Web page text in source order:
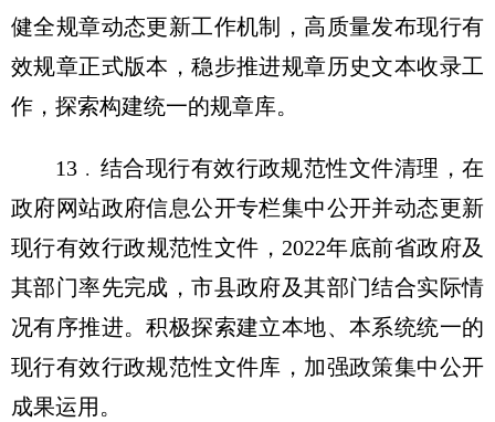
健全规章动态更新工作机制，高质量发布现行有
效规章正式版本，稳步推进规章历史文本收录工
作，探索构建统一的规章库。
13﹒结合现行有效行政规范性文件清理，在
政府网站政府信息公开专栏集中公开并动态更新
现行有效行政规范性文件，2022年底前省政府及
其部门率先完成，市县政府及其部门结合实际情
况有序推进。积极探索建立本地、本系统统一的
现行有效行政规范性文件库，加强政策集中公开
成果运用。